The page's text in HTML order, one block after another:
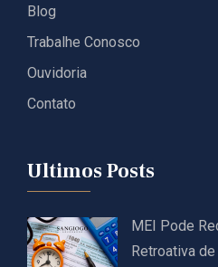
Blog
Trabalhe Conosco
Ouvidoria
Contato
Ultimos Posts
MEI Pode
Retroativa